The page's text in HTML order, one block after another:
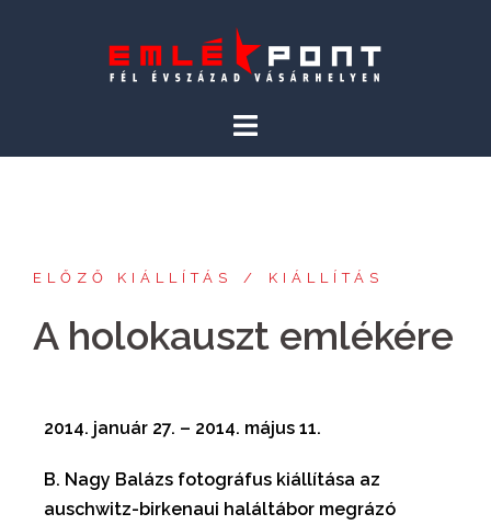
ELŐZŐ KIÁLLÍTÁS KIÁLLÍTÁS
A holokauszt emlékére
2014. január 27. – 2014. május 11.
B. Nagy Balázs fotográfus kiállítása az
auschwitz-birkenaui haláltábor megrázó